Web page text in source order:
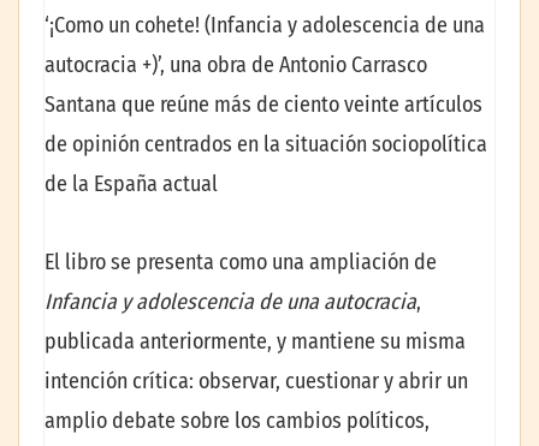
‘¡Como un cohete! (Infancia y adolescencia de una
autocracia +)’, una obra de Antonio Carrasco
Santana que reúne más de ciento veinte artículos
de opinión centrados en la situación sociopolítica
de la España actual
El libro se presenta como una ampliación de
Infancia y adolescencia de una autocracia,
publicada anteriormente, y mantiene su misma
intención crítica: observar, cuestionar y abrir un
amplio debate sobre los cambios políticos,